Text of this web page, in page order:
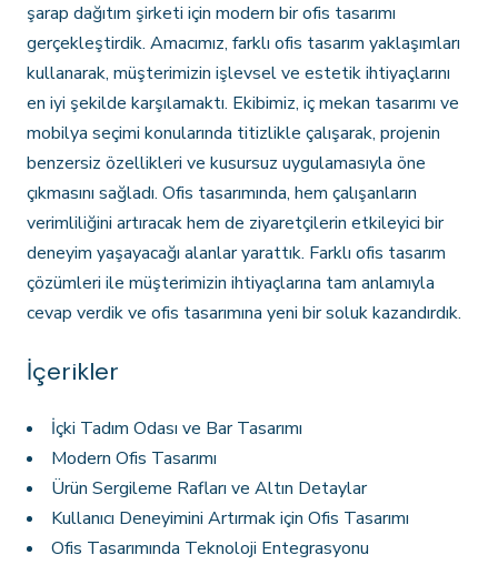
şarap dağıtım şirketi için modern bir ofis tasarımı
gerçekleştirdik. Amacımız, farklı ofis tasarım yaklaşımları
kullanarak, müşterimizin işlevsel ve estetik ihtiyaçlarını
en iyi şekilde karşılamaktı. Ekibimiz, iç mekan tasarımı ve
mobilya seçimi konularında titizlikle çalışarak, projenin
benzersiz özellikleri ve kusursuz uygulamasıyla öne
çıkmasını sağladı. Ofis tasarımında, hem çalışanların
verimliliğini artıracak hem de ziyaretçilerin etkileyici bir
deneyim yaşayacağı alanlar yarattık. Farklı ofis tasarım
çözümleri ile müşterimizin ihtiyaçlarına tam anlamıyla
cevap verdik ve ofis tasarımına yeni bir soluk kazandırdık.
İçerikler
İçki Tadım Odası ve Bar Tasarımı
Modern Ofis Tasarımı
Ürün Sergileme Rafları ve Altın Detaylar
Kullanıcı Deneyimini Artırmak için Ofis Tasarımı
Ofis Tasarımında Teknoloji Entegrasyonu